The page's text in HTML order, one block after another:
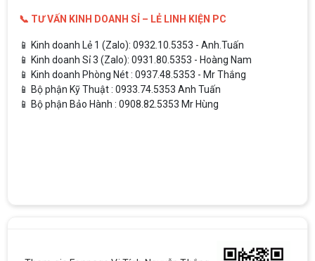
📞 TƯ VẤN KINH DOANH SỈ – LẺ LINH KIỆN PC
📱 Kinh doanh Lẻ 1 (Zalo): 0932.10.5353 - Anh.Tuấn
📱 Kinh doanh Sỉ 3 (Zalo): 0931.80.5353 - Hoàng Nam
📱 Kinh doanh Phòng Nét : 0937.48.5353 - Mr Thắng
📱 Bộ phận Kỹ Thuật : 0933.74.5353 Anh Tuấn
📱 Bộ phận Bảo Hành : 0908.82.5353 Mr Hùng